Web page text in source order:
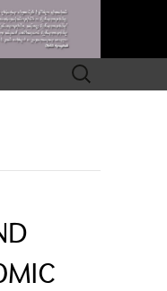
Search
for: